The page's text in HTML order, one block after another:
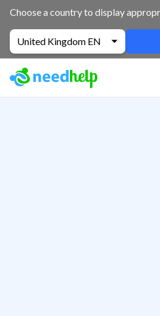
Choose a country to display
United Kingdom EN